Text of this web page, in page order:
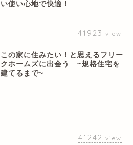
い使い心地で快適！
41923 view
この家に住みたい！と思えるフリー
クホームズに出会う ~規格住宅を
建てるまで~
41242 view